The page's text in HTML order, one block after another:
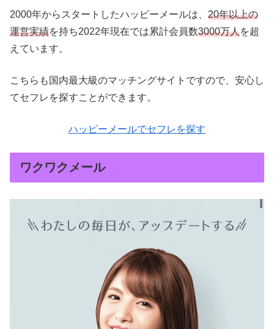
2000年からスタートしたハッピーメールは、 20年以上の
運営実績を持ち2022年現在では累計会員数3000万人を超
えています。
こちらも国内最大級のマッチングサイトですので、安心し
てセフレを探すことができます。
ハッピーメールでセフレを探す
ワクワクメール